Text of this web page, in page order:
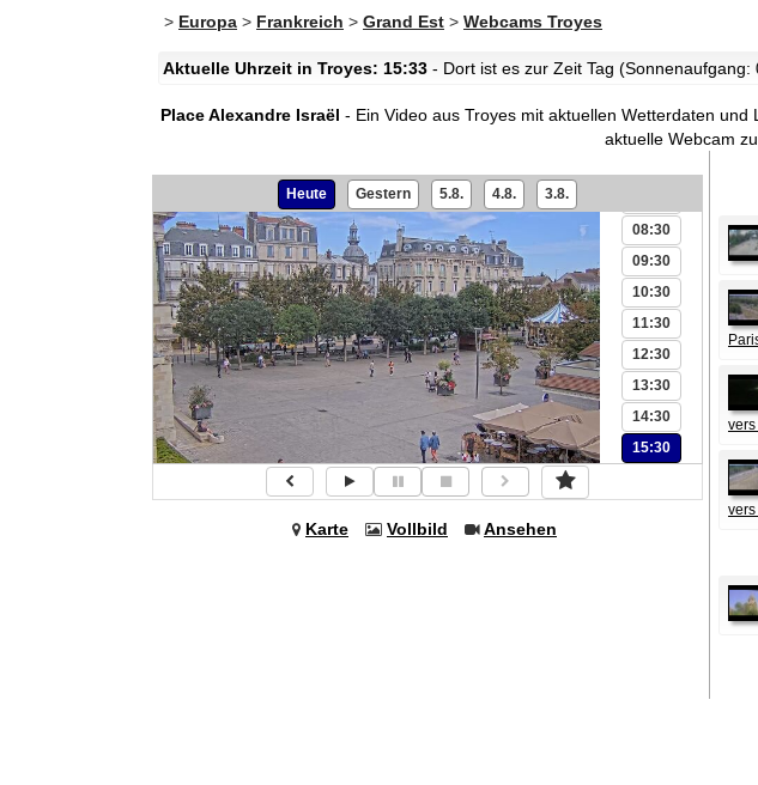
> Europa > Frankreich > Grand Est > Webcams Troyes
Aktuelle Uhrzeit in Troyes: 15:33 - Dort ist es zur Zeit Tag
Place Alexandre Israël - Ein Video aus Troyes mit aktuellen Wetterdaten und
aktuelle Webcam zu
Heute Gestern 5.8. 4.8. 3.8.
03:30
04:30
05:30
08:30
09:30
10:30
11:30
12:30
13:30
14:30
15:30
Karte Vollbild Ansehen